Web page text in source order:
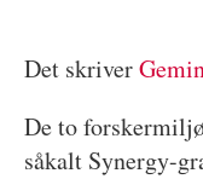
Det skriver
De to
såkalt Synergy-